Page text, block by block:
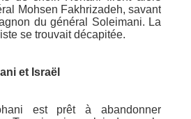
Mohsen Fakhrizadeh, savant
du général Soleimani. La
se trouvait décapitée.
et Israël
est prêt à abandonner